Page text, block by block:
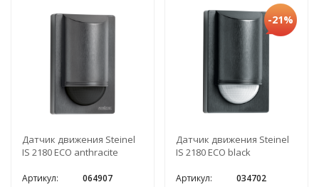
Датчик движения Steinel
IS 2180 ECO anthracite
Артикул: 064907
-21%
Датчик движения Steinel
IS 2180 ECO black
Артикул: 034702